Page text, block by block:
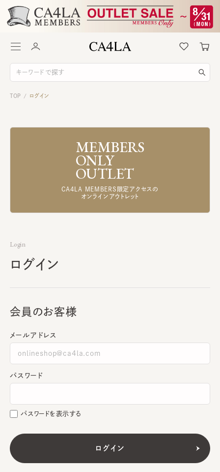
TOP / ログイン
MEMBERS
ONLY
OUTLET
CA4LA MEMBERS限定アクセスの
オンラインアウトレット
Login
ログイン
会員のお客様
メールアドレス
パスワード
パスワードを表示する